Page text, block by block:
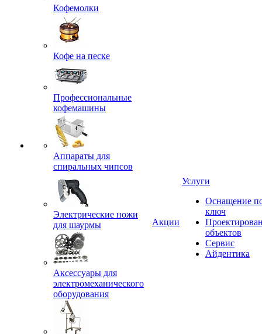
Кофемолки
Кофе на песке
Профессиональные
кофемашины
Аппараты для
спиральных чипсов
Электрические ножи
для шаурмы
Аксессуары для
электромеханического
оборудования
Акции
Услуги
Оснащение
ключ
объектов
Сервис
Айдентика